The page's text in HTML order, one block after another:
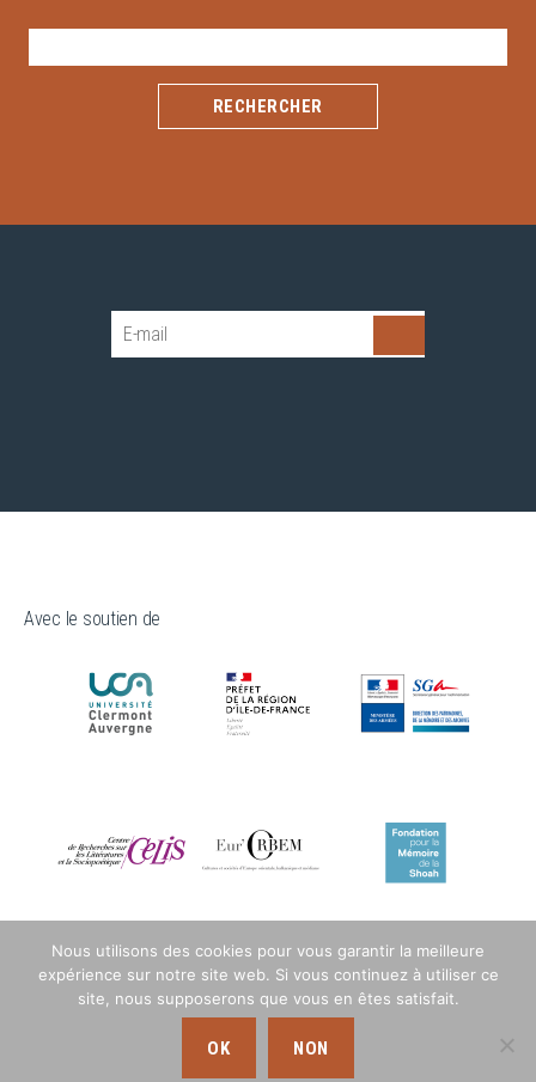
Avec le soutien de
Nous utilisons des cookies pour vous garantir la meilleure
expérience sur notre site web. Si vous continuez à utiliser ce
site, nous supposerons que vous en êtes satisfait.
OK NON